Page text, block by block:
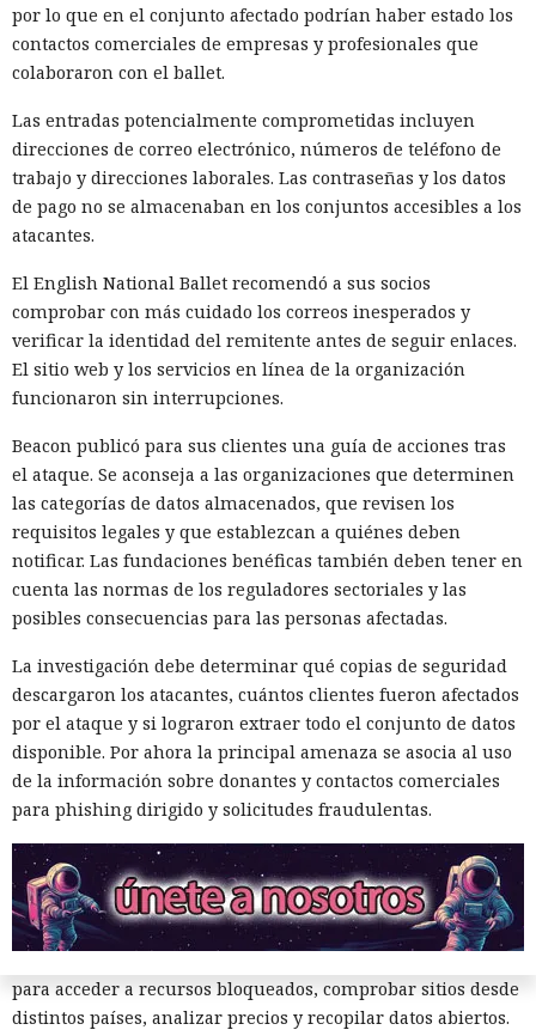
Bright Data utiliza dispositivos conectados como nodos
intermedios para descargar materiales de acceso público
desde internet. A través de una red distribuida es posible
recopilar datos de un gran número de sitios
simultáneamente y sortear limitaciones que bloquean
solicitudes demasiado frecuentes desde una única
dirección. La empresa también comercializa conjuntos de
datos ya recopilados mediante métodos similares.
La mera presencia del componente de Bright Data no
convertía automáticamente el televisor en un proxy. Tras
iniciar Pac-Man el usuario veía una ventana de
consentimiento. El permiso activaba el módulo en segundo
plano, que continuaba funcionando hasta la desinstalación
El consentimiento formal reduce el riesgo de conexión
oculta, pero no elimina la principal vulnerabilidad de la
construcción. La aplicación cargaba código desde un
servidor remoto, por lo que los propietarios de la
infraestructura podían cambiarlo sin actualizar la
aplicación en el televisor. Según la estimación del
investigador, una sola modificación en el servidor bastaría
para activar el proxy simultáneamente en un gran número
de dispositivos instalados.
En el peor escenario, cientos de millones de televisores
podrían convertirse en una red distribuida para
retransmitir tráfico ajeno. Los dispositivos conectados
servirían no solo para la recopilación masiva de
información, sino también para ataques, intrusiones o
eludir bloqueos. Cualquier actividad parecería originarse en
un piso, una oficina u otro lugar cotidiano.
para acceder a recursos bloqueados, comprobar sitios desde
distintos países, analizar precios y recopilar datos abiertos.
por lo que en el conjunto afectado podrían haber estado los
contactos comerciales de empresas y profesionales que
colaboraron con el ballet.
Las entradas potencialmente comprometidas incluyen
direcciones de correo electrónico, números de teléfono de
trabajo y direcciones laborales. Las contraseñas y los datos
de pago no se almacenaban en los conjuntos accesibles a los
atacantes.
El English National Ballet recomendó a sus socios
comprobar con más cuidado los correos inesperados y
verificar la identidad del remitente antes de seguir enlaces.
El sitio web y los servicios en línea de la organización
funcionaron sin interrupciones.
Beacon publicó para sus clientes una guía de acciones tras
el ataque. Se aconseja a las organizaciones que determinen
las categorías de datos almacenados, que revisen los
requisitos legales y que establezcan a quiénes deben
notificar. Las fundaciones benéficas también deben tener en
cuenta las normas de los reguladores sectoriales y las
posibles consecuencias para las personas afectadas.
La investigación debe determinar qué copias de seguridad
descargaron los atacantes, cuántos clientes fueron afectados
por el ataque y si lograron extraer todo el conjunto de datos
disponible. Por ahora la principal amenaza se asocia al uso
de la información sobre donantes y contactos comerciales
para phishing dirigido y solicitudes fraudulentas.